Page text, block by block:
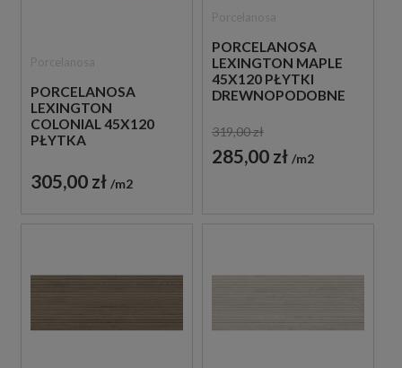
PORCELANOSA
LEXINGTON
COLONIAL 45X120
PŁYTKA
ŚCIENNA IMITUJĄCA
LAMELE
305,00 zł m2
PORCELANOSA
LEXINGTON MAPLE
45X120 PŁYTKI
DREWNOPODOBNE
LAMELE
319,00 zł
285,00 zł m2